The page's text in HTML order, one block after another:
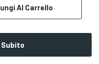
Al Carrello